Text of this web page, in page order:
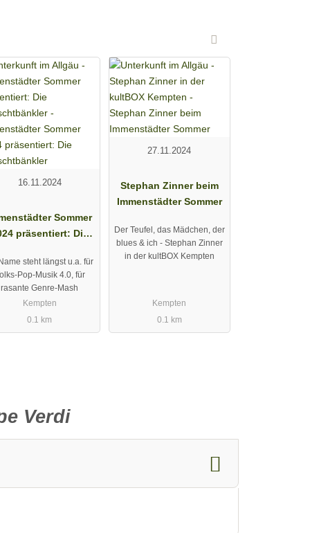
16.11.2024
Sommer
präsentiert: Die
steht längst u.a. für
Pop-Musik 4.0, für
rasante Genre-Mash
Kempten
0.1 km
27.11.2024
Stephan Zinner beim
Immenstädter Sommer
Der Teufel, das Mädchen, der
blues & ich - Stephan Zinner
in der kultBOX Kempten
Kempten
0.1 km
Verdi